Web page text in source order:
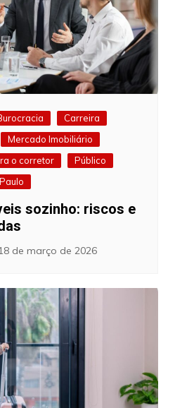
Carreira
Mercado Imobiliário
o corretor
Público
sozinho: riscos e
de março de 2026